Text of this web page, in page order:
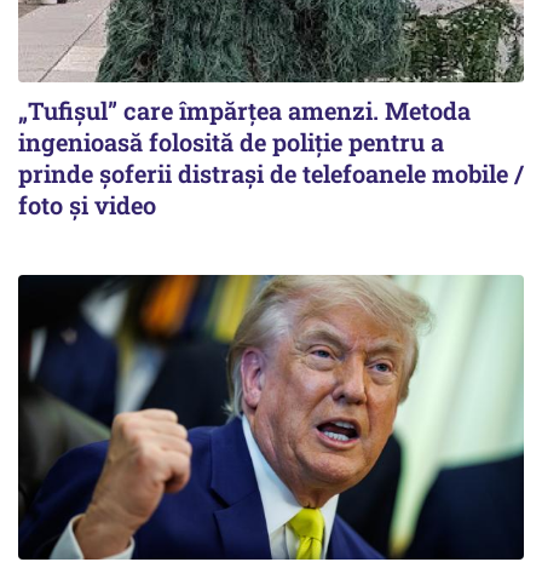
„Tufișul” care împărțea amenzi. Metoda
ingenioasă folosită de poliție pentru a
prinde șoferii distrași de telefoanele mobile /
foto și video